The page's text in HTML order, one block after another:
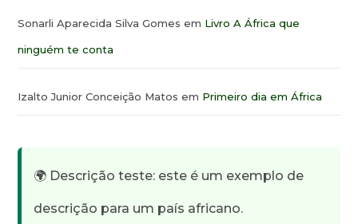
Sonarli Aparecida Silva Gomes em Livro A África que
ninguém te conta
Izalto Junior Conceição Matos em Primeiro dia em África
🌍 Descrição teste: este é um exemplo de
descrição para um país africano.